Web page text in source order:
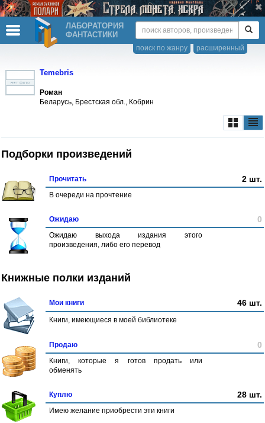
ЛАБОРАТОРИЯ
ФАНТАСТИКИ
расширенный
поиск по жанру
Temebris
Роман
Беларусь, Брестская обл., Кобрин
Подборки произведений
Прочитать 2 шт.
В очереди на прочтение
Ожидаю 0
Ожидаю выхода издания этого
произведения, либо его перевод
Книжные полки изданий
Мои книги 46 шт.
Книги, имеющиеся в моей библиотеке
Продаю 0
Книги, которые я готов продать или
обменять
Куплю 28 шт.
Имею желание приобрести эти книги